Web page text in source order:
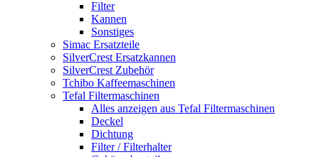
Filter
Kannen
Sonstiges
Simac Ersatzteile
SilverCrest Ersatzkannen
SilverCrest Zubehör
Tchibo Kaffeemaschinen
Tefal Filtermaschinen
Alles anzeigen aus Tefal Filtermaschinen
Deckel
Dichtung
Filter / Filterhalter